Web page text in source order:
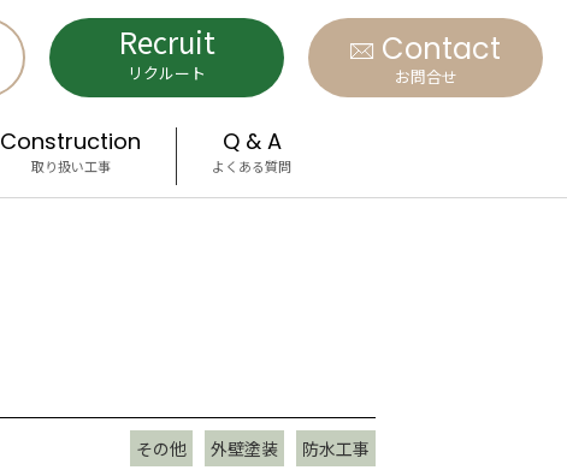
Recruit
リクルート
Contact
お問合せ
Construction
取り扱い工事
Q & A
よくある質問
その他 外壁塗装 防水工事